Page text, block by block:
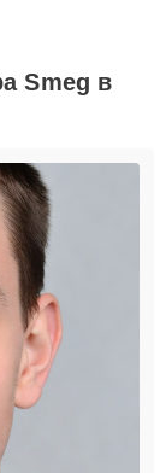
Smeg в